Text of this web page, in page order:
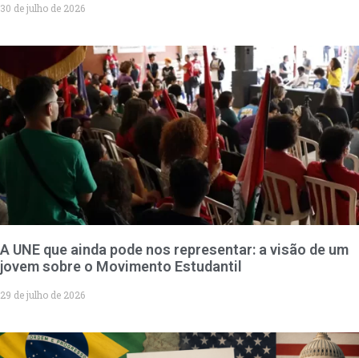
30 de julho de 2026
A UNE que ainda pode nos representar: a visão de um
jovem sobre o Movimento Estudantil
29 de julho de 2026